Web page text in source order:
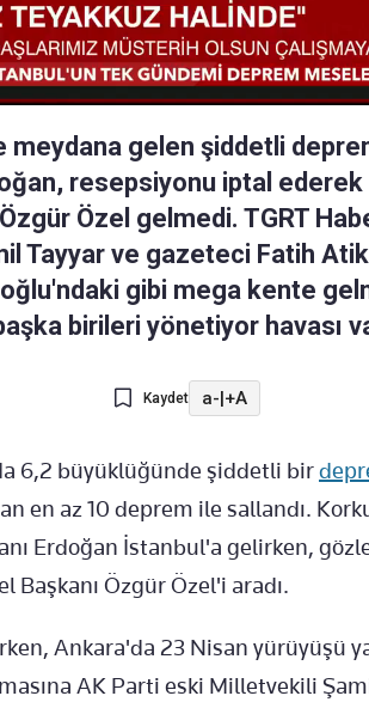
meydana gelen şiddetli
resepsiyonu iptal
Özel gelmedi. TGRT
Tayyar ve gazeteci Fatih
gibi mega kente
birileri yönetiyor havası
Kaydet a-|+A
6,2 büyüklüğünde şiddetli bir
en az 10 deprem ile sallandı.
Erdoğan İstanbul'a gelirken,
Başkanı Özgür Özel'i aradı.
Ankara'da 23 Nisan yürüyüşü
AK Parti eski Milletvekili